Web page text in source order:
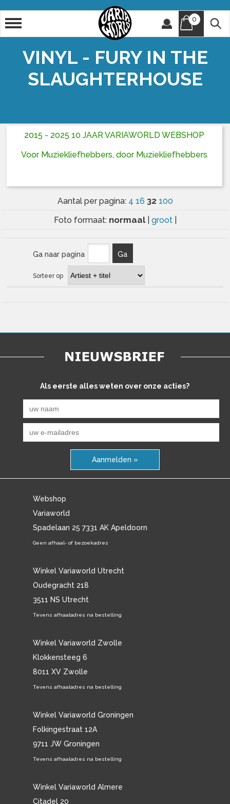
0
VINYL - FURY IN THE
SLAUGHTERHOUSE
2015 - 2025 10 JAAR VARIAWORLD WEBSHOP
Voor Muziekliefhebbers, door Muziekliefhebbers
Aantal per pagina: 4 16 32 100
Foto formaat: normaal groot
Ga naar pagina Ga
Sorteer op
Als eerste alles weten over onze acties?
Aanmelden »
Webshop
Variaworld
Spadelaan 25 7331 AK Apeldoorn
Geen afhaal- of bezoekadres
Winkel Variaworld Utrecht
Oudegracht 218
3511 NS Utrecht
Tevens afhaaladres na bestelling
Winkel Variaworld Zwolle
Klokkensteeg 6
8011 XV Zwolle
Tevens afhaaladres na bestelling
Winkel Variaworld Groningen
Folkingestraat 12A
9711 JW Groningen
Tevens afhaaladres na bestelling
Winkel Variaworld Almere
Citadel 20